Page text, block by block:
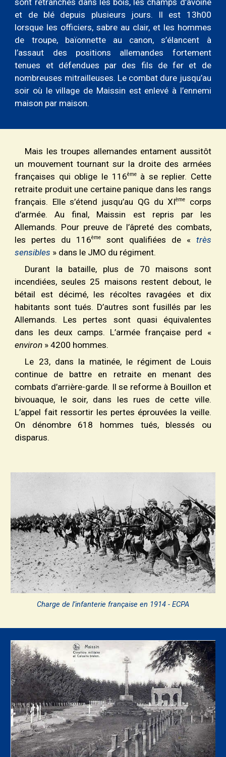
sont retranchés dans les bois, les champs d’avoine
et de blé depuis plusieurs jours. Il est 13h00
lorsque les officiers, sabre au clair, et les hommes
de troupe, baïonnette au canon, s’élancent à
l’assaut des positions allemandes fortement
tenues et défendues par des fils de fer et de
nombreuses mitrailleuses. Le combat dure jusqu’au
soir où le village de Maissin est enlevé à l’ennemi
maison par maison.
Mais les troupes allemandes entament aussitôt
un mouvement tournant sur la droite des armées
françaises qui oblige le 116èmeà se replier. Cette
retraite produit une certaine panique dans les rangs
français. Elle s’étend jusqu’au QG du XIème
corps
d’armée. Au final, Maissin est repris par les
Allemands. Pour preuve de l’âpreté des combats,
les pertes du 116ème sont qualifiées de « très
sensibles » dans le JMO du régiment.
Durant la bataille, plus de 70 maisons sont
incendiées, seules 25 maisons restent debout, le
bétail est décimé, les récoltes ravagées et dix
habitants sont tués. D’autres sont fusillés par les
Allemands. Les pertes sont quasi équivalentes
dans les deux camps. L’armée française perd «
environ » 4200 hommes.
Le 23, dans la matinée, le régiment de Louis
continue de battre en retraite en menant des
combats d’arrière-garde. Il se reforme à Bouillon et
bivouaque, le soir, dans les rues de cette ville.
L’appel fait ressortir les pertes éprouvées la veille.
On dénombre 618 hommes tués, blessés ou
disparus.
Charge de l’infanterie française en 1914 - ECPA